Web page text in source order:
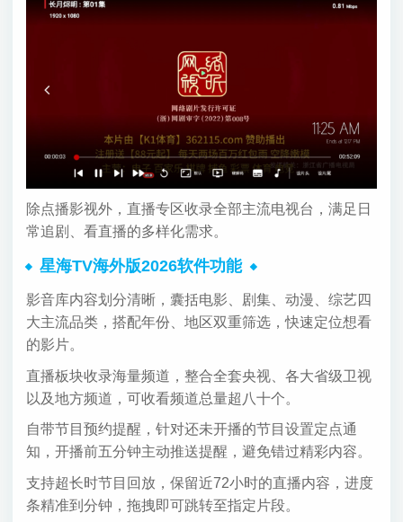
除点播影视外，直播专区收录全部主流电视台，满足日
常追剧、看直播的多样化需求。
星海TV海外版2026软件功能
影音库内容划分清晰，囊括电影、剧集、动漫、综艺四
大主流品类，搭配年份、地区双重筛选，快速定位想看
的影片。
直播板块收录海量频道，整合全套央视、各大省级卫视
以及地方频道，可收看频道总量超八十个。
自带节目预约提醒，针对还未开播的节目设置定点通
知，开播前五分钟主动推送提醒，避免错过精彩内容。
支持超长时节目回放，保留近72小时的直播内容，进度
条精准到分钟，拖拽即可跳转至指定片段。